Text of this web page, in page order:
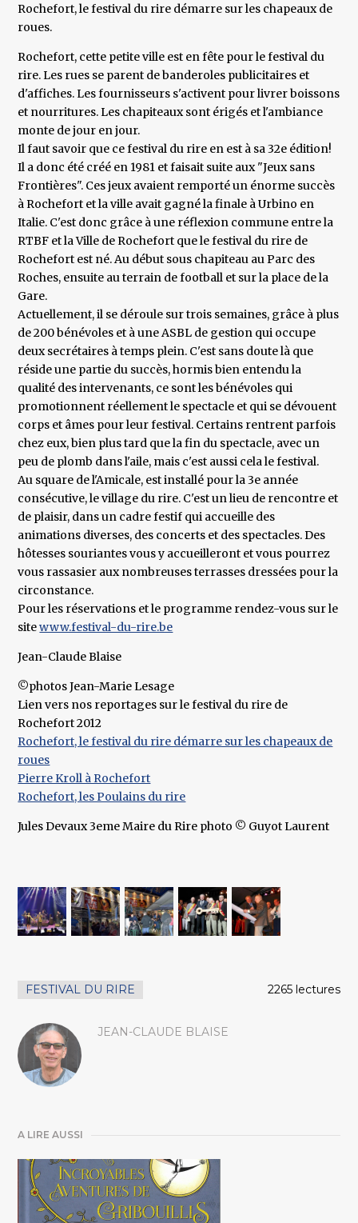
Rochefort, le festival du rire démarre sur les chapeaux de
roues.
Rochefort, cette petite ville est en fête pour le festival du
rire. Les rues se parent de banderoles publicitaires et
d'affiches. Les fournisseurs s'activent pour livrer boissons
et nourritures. Les chapiteaux sont érigés et l'ambiance
monte de jour en jour.
Il faut savoir que ce festival du rire en est à sa 32e édition!
Il a donc été créé en 1981 et faisait suite aux "Jeux sans
Frontières". Ces jeux avaient remporté un énorme succès
à Rochefort et la ville avait gagné la finale à Urbino en
Italie. C'est donc grâce à une réflexion commune entre la
RTBF et la Ville de Rochefort que le festival du rire de
Rochefort est né. Au début sous chapiteau au Parc des
Roches, ensuite au terrain de football et sur la place de la
Gare.
Actuellement, il se déroule sur trois semaines, grâce à plus
de 200 bénévoles et à une ASBL de gestion qui occupe
deux secrétaires à temps plein. C'est sans doute là que
réside une partie du succès, hormis bien entendu la
qualité des intervenants, ce sont les bénévoles qui
promotionnent réellement le spectacle et qui se dévouent
corps et âmes pour leur festival. Certains rentrent parfois
chez eux, bien plus tard que la fin du spectacle, avec un
peu de plomb dans l'aile, mais c'est aussi cela le festival.
Au square de l'Amicale, est installé pour la 3e année
consécutive, le village du rire. C'est un lieu de rencontre et
de plaisir, dans un cadre festif qui accueille des
animations diverses, des concerts et des spectacles. Des
hôtesses souriantes vous y accueilleront et vous pourrez
vous rassasier aux nombreuses terrasses dressées pour la
circonstance.
Pour les réservations et le programme rendez-vous sur le
sitewww.festival-du-rire.be
Jean-Claude Blaise
©photos Jean-Marie Lesage
Lien vers nos reportages sur le festival du rire de
Rochefort 2012
Rochefort, le festival du rire démarre sur les chapeaux de
roues
Pierre Kroll à Rochefort
Rochefort, les Poulains du rire
Jules Devaux 3eme Maire du Rire photo © Guyot Laurent
FESTIVAL DU RIRE 2265 lectures
JEAN-CLAUDE BLAISE
A LIRE AUSSI